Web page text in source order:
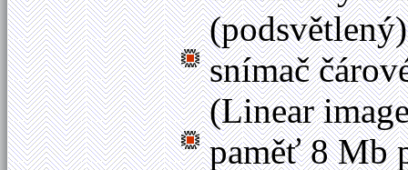
(podsvětlený)
snímač
(Linear
paměť 8 Mb